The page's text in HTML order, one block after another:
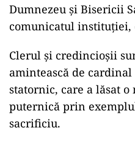
Dumnezeu și Bisericii
comunicatul instituției,
Clerul și credincioșii
amintească de
statornic, care a lăsat
puternică prin
sacrificiu.